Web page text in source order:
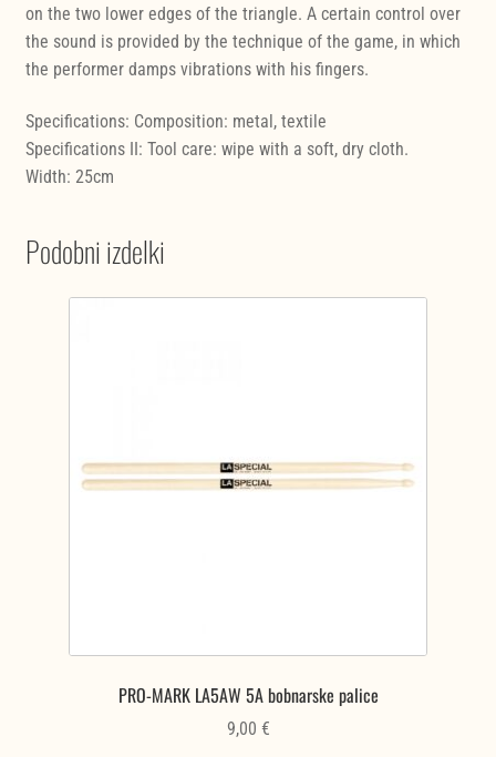
on the two lower edges of the triangle. A certain control over
the sound is provided by the technique of the game, in which
the performer damps vibrations with his fingers.
Specifications: Composition: metal, textile
Specifications II: Tool care: wipe with a soft, dry cloth.
Width: 25cm
Podobni izdelki
PRO-MARK LA5AW 5A bobnarske palice
9,00 €